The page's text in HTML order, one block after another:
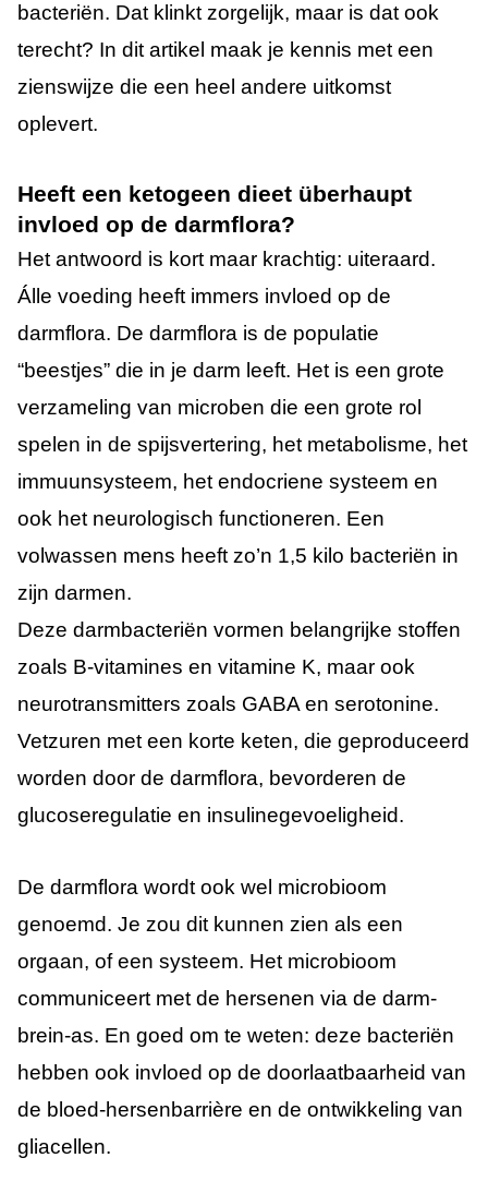
bacteriën. Dat klinkt zorgelijk, maar is dat ook
terecht? In dit artikel maak je kennis met een
zienswijze die een heel andere uitkomst
oplevert.
Heeft een ketogeen dieet überhaupt
invloed op de darmflora?
Het antwoord is kort maar krachtig: uiteraard.
Álle voeding heeft immers invloed op de
darmflora. De darmflora is de populatie
“beestjes” die in je darm leeft. Het is een grote
verzameling van microben die een grote rol
spelen in de spijsvertering, het metabolisme, het
immuunsysteem, het endocriene systeem en
ook het neurologisch functioneren. Een
volwassen mens heeft zo’n 1,5 kilo bacteriën in
zijn darmen.
Deze darmbacteriën vormen belangrijke stoffen
zoals B-vitamines en vitamine K, maar ook
neurotransmitters zoals GABA en serotonine.
Vetzuren met een korte keten, die geproduceerd
worden door de darmflora, bevorderen de
glucoseregulatie en insulinegevoeligheid.
De darmflora wordt ook wel microbioom
genoemd. Je zou dit kunnen zien als een
orgaan, of een systeem. Het microbioom
communiceert met de hersenen via de darm-
brein-as. En goed om te weten: deze bacteriën
hebben ook invloed op de doorlaatbaarheid van
de bloed-hersenbarrière en de ontwikkeling van
gliacellen.